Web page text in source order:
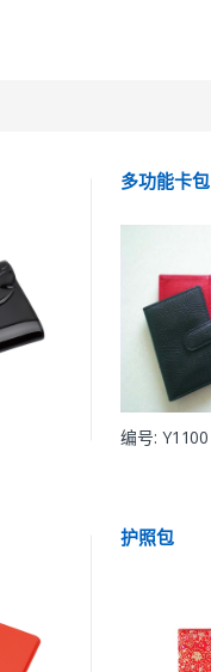
多功能卡包
编号: Y1100
护照包